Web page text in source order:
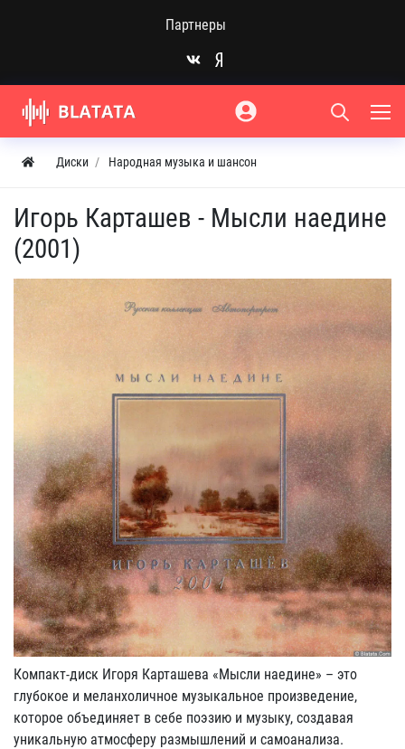
Партнеры
Диски Народная музыка и шансон
Игорь Карташев - Мысли наедине
(2001)
Компакт-диск Игоря Карташева «Мысли наедине» – это
глубокое и меланхоличное музыкальное произведение,
которое объединяет в себе поэзию и музыку, создавая
уникальную атмосферу размышлений и самоанализа.